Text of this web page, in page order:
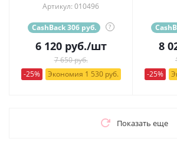
Артикул: 010496
CashBack 306 руб. ?
6 120руб./шт
7 650 руб.
-25%
Экономия 1 530 руб.
8
-25%
Показать еще